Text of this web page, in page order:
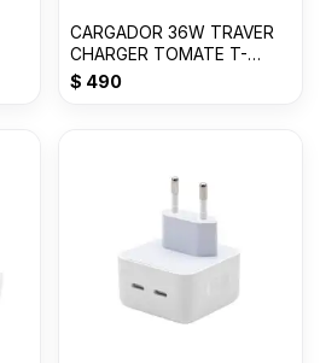
CARGADOR 36W TRAVER
CHARGER TOMATE T-
CH002
$ 490